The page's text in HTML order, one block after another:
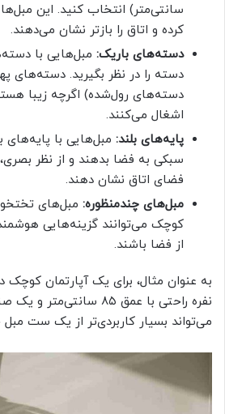
سانتی‌متر) انتخاب کنید. این
کرده و اتاق را بازتر نشان می‌دهند.
دسته‌های باریک: مبل‌هایی با
دسته را در نظر بگیرید. دسته‌های
دسته‌های رول‌شده) اگرچه زیبا
اشغال می‌کنند.
پایه‌های بلند: مبل‌هایی با پایه‌های
سبکی به فضا بدهند و از نظر بصری،
فضای اتاق نشان دهند.
مبل‌های چندمنظوره: مبل‌های
کوچک می‌توانند گزینه‌هایی
از فضا باشند.
نفره راحتی با عمق ۸۵
می‌تواند بسیار کاربردی‌تر از یک ست